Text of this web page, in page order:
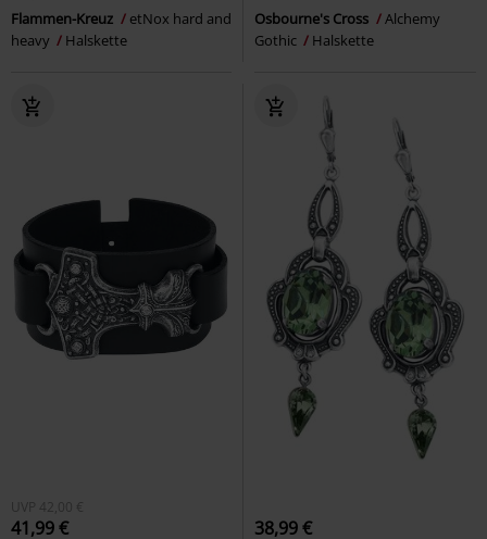
Flammen-Kreuz
etNox hard and
heavy
Halskette
Osbourne's Cross
Alchemy
Gothic
Halskette
UVP 42,00 €
41,99 € 38,99 €